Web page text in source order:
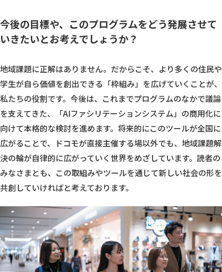
今後の目標や、このプログラムをどう発展させて
いきたいとお考えでしょうか？
地域課題に正解はありません。だからこそ、より多くの住民や
学生が自ら価値を創出できる「枠組み」を広げていくことが、
私たちの役割です。今後は、これまでプログラムのなかで議論
を支えてきた、「AIファシリテーションシステム」の商用化に
向けて本格的な検討を進めます。将来的にこのツールが全国に
広がることで、ドコモが直接主催する場以外でも、地域課題解
決の輪が自律的に広がっていく世界をめざしています。読者の
みなさまとも、この取組みやツールを通じて新しい社会の形を
共創していければと考えております。